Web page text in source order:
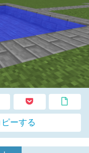
ーする